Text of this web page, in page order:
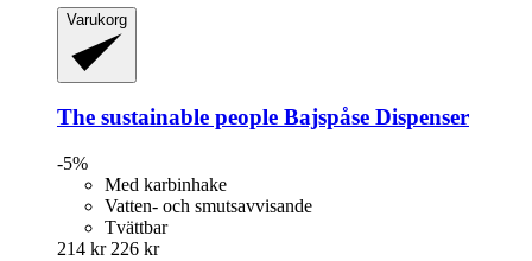
Varukorg
The sustainable people Bajspåse Dispenser
-5%
Med karbinhake
Vatten- och smutsavvisande
Tvättbar
214 kr 226 kr